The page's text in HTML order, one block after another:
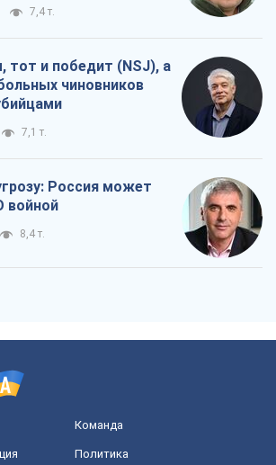
7,4 т.
тот и победит (NSJ), а
чиновников
7,1 т.
Россия может
войной
8,4 т.
Команда
Политика